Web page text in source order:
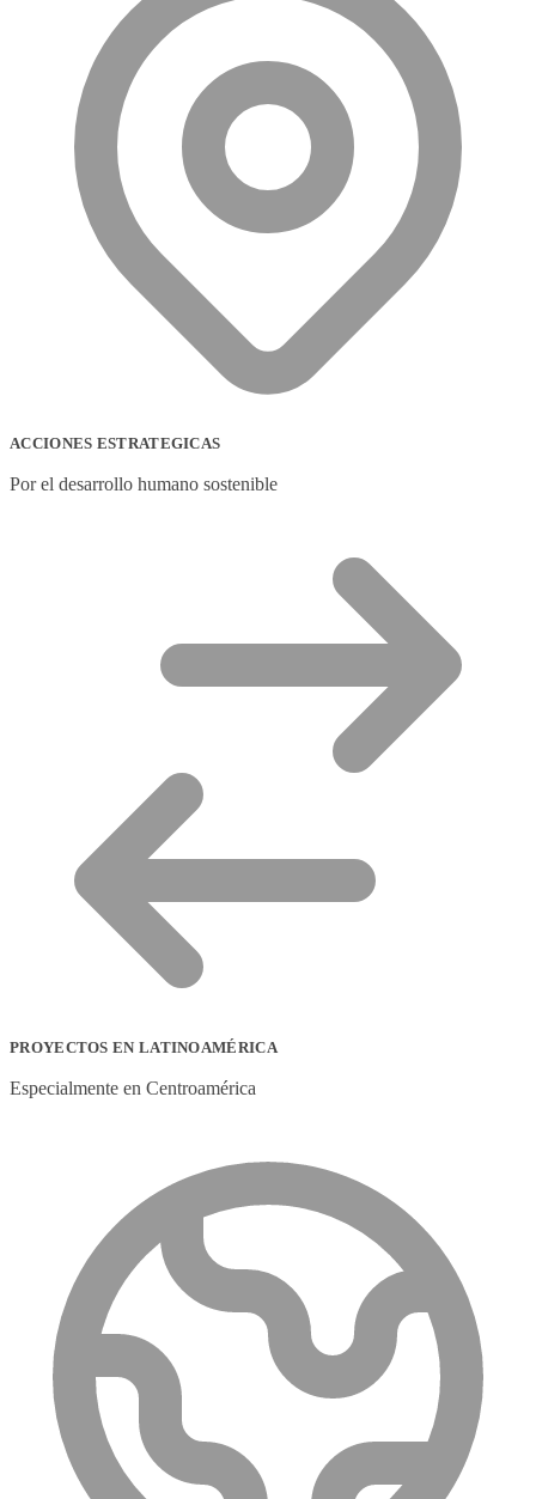
ACCIONES ESTRATEGICAS
Por el desarrollo humano sostenible
PROYECTOS EN LATINOAMÉRICA
Especialmente en Centroamérica